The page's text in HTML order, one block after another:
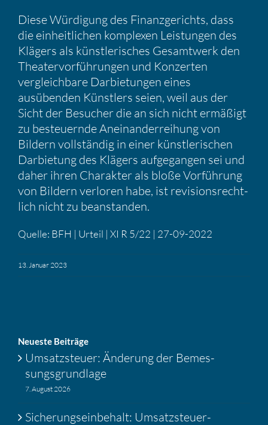
Diese Würdi­gung des Finanz­ge­richts, dass
die einheit­li­chen komplexen Leistungen des
Klägers als künst­le­ri­sches Gesamt­werk den
Theater­vor­füh­rungen und Konzerten
vergleich­bare Darbie­tungen eines
ausübenden Künst­lers seien, weil aus der
Sicht der Besucher die an sich nicht ermäßigt
zu besteu­ernde Anein­an­der­rei­hung von
Bildern vollständig in einer künst­le­ri­schen
Darbie­tung des Klägers aufge­gangen sei und
daher ihren Charakter als bloße Vorfüh­rung
von Bildern verloren habe, ist revisi­ons­recht­
lich nicht zu beanstanden.
Quelle: BFH | Urteil | XI R 5/22 | 27-09-2022
13. Januar 2023
Neueste Beiträge
Umsatz­steuer: Änderung der Bemes­
sungs­grund­lage
7. August 2026
Siche­rungs­ein­be­halt: Umsatz­steuer-